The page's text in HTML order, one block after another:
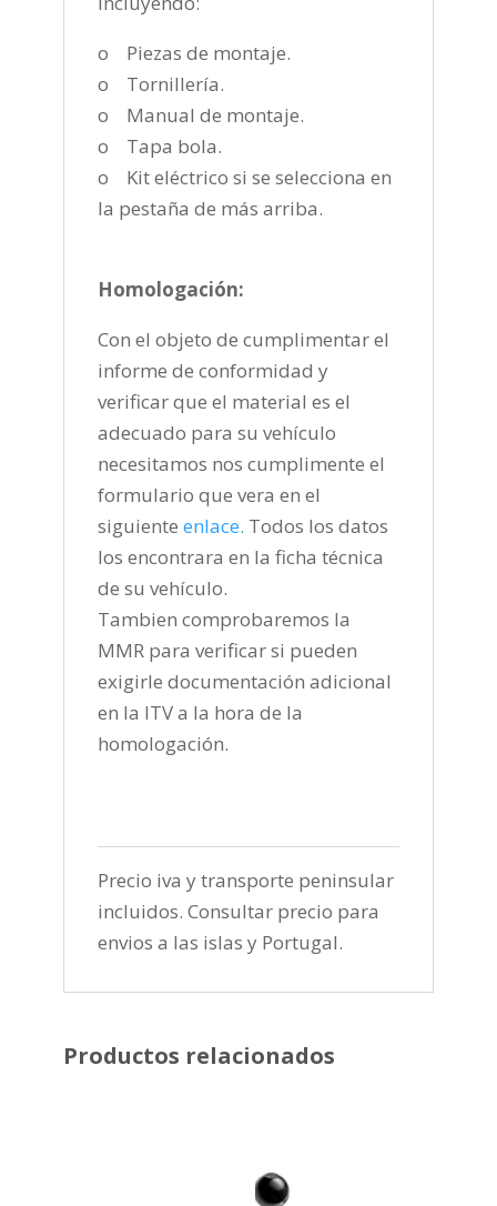
o Piezas de montaje.
o Tornillería.
o Manual de montaje.
o Tapa bola.
o Kit eléctrico si se selecciona en
la pestaña de más arriba.
Homologación:
Con el objeto de cumplimentar el
informe de conformidad y
verificar que el material es el
adecuado para su vehículo
necesitamos nos cumplimente el
formulario que vera en el
siguiente enlace. Todos los datos
los encontrara en la ficha técnica
de su vehículo.
Tambien comprobaremos la
MMR para verificar si pueden
exigirle documentación adicional
en la ITV a la hora de la
homologación.
Precio iva y transporte peninsular
incluidos. Consultar precio para
envios a las islas y Portugal.
Productos relacionados